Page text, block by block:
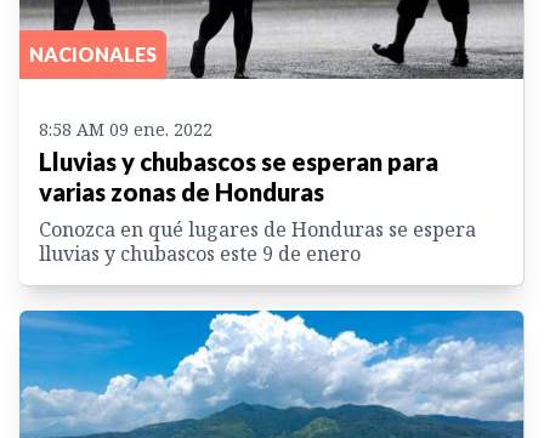
NACIONALES
8:58 AM 09 ene. 2022
Lluvias y chubascos se esperan para
varias zonas de Honduras
Conozca en qué lugares de Honduras se espera
lluvias y chubascos este 9 de enero